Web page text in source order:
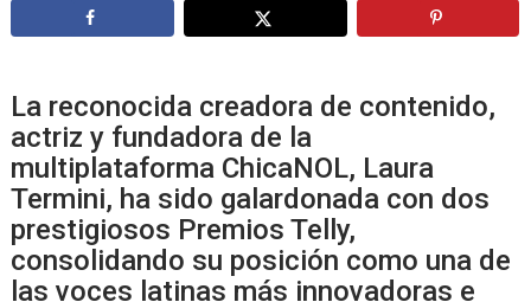
La reconocida creadora de contenido,
actriz y fundadora de la
multiplataforma ChicaNOL, Laura
Termini, ha sido galardonada con dos
prestigiosos Premios Telly,
consolidando su posición como una de
las voces latinas más innovadoras e